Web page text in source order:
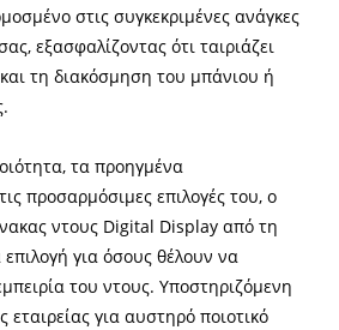
στις συγκεκριμένες ανάγκες
εξασφαλίζοντας ότι ταιριάζει
τη διακόσμηση του μπάνιου ή
τα προηγμένα
προσαρμόσιμες επιλογές του, ο
ντους Digital Display από τη
επιλογή για όσους θέλουν να
του ντους. Υποστηριζόμενη
για αυστηρό ποιοτικό